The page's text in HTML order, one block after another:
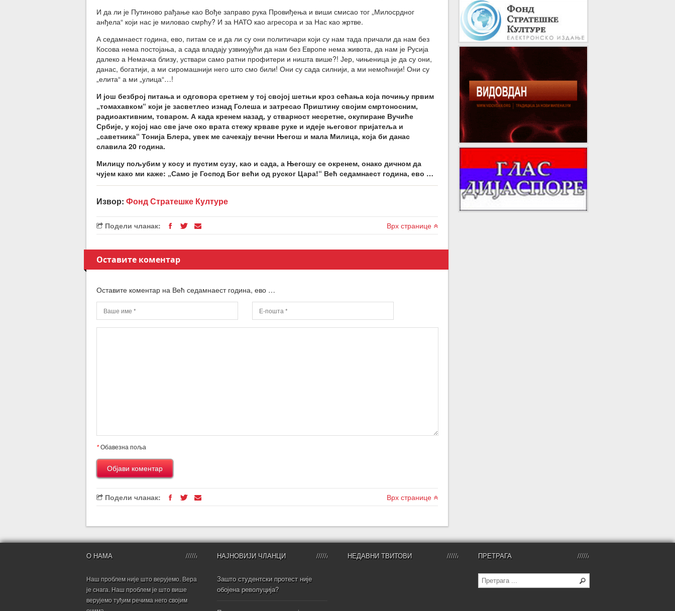
И да ли је Путиново рађање као Вође заправо рука Провиђења и виши смисао тог „Милосрдног
анђела“ који нас је миловао смрћу? И за НАТО као агресора и за Нас као жртве.
А седамнаест година, ево, питам се и да ли су они политичари који су нам тада причали да нам без
Косова нема постојања, а сада владају узвикујући да нам без Европе нема живота, да нам је Русија
далеко а Немачка близу, уствари само ратни профитери и ништа више?! Јер, чињеница је да су они,
данас, богатији, а ми сиромашнији него што смо били! Они су сада силнији, а ми немоћнији! Они су
„елита“ а ми „улица“…!
И још безброј питања и одговора сретнем у тој својој шетњи кроз сећања која почињу првим
„томахавком“ који је засветлео изнад Голеша и затресао Приштину својим смртоносним,
радиоактивним, товаром. А када кренем назад, у стварност несретне, окупиране Вучиће
Србије, у којој нас све јаче око врата стежу крваве руке и идеје његовог пријатеља и
„саветника“ Тонија Блера, увек ме сачекају вечни Његош и мала Милица, која би данас
славила 20 година.
Милицу пољубим у косу и пустим сузу, као и сада, а Његошу се окренем, онако дичном да
чујем како ми каже: „Само је Господ Бог већи од руског Цара!“ Већ седамнаест година, ево …
Извор: Фонд Стратешке Културе
Подели чланак: Врх странице
Оставите коментар
Оставите коментар на Већ седамнаест година, ево …
*Обавезна поља
Подели чланак: Врх странице
О НАМА
Наш проблем није што верујемо. Вера
је снага. Наш проблем је што више
верујемо туђим речима него својим
НАЈНОВИЈИ ЧЛАНЦИ
Зашто студентски протест није
обојена револуција?
НЕДАВНИ ТВИТОВИ ПРЕТРАГА